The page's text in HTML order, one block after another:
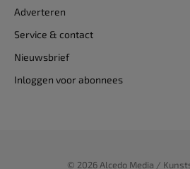
Adverteren
Service & contact
Nieuwsbrief
Inloggen voor abonnees
© 2026 Alcedo Media /